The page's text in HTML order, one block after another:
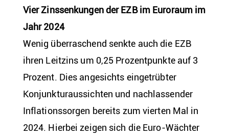
Vier Zinssenkungen der EZB im Euroraum im
Jahr 2024
Wenig überraschend senkte auch die EZB
ihren Leitzins um 0,25 Prozentpunkte auf 3
Prozent. Dies angesichts eingetrübter
Konjunkturaussichten und nachlassender
Inflationssorgen bereits zum vierten Mal in
2024. Hierbei zeigen sich die Euro-Wächter